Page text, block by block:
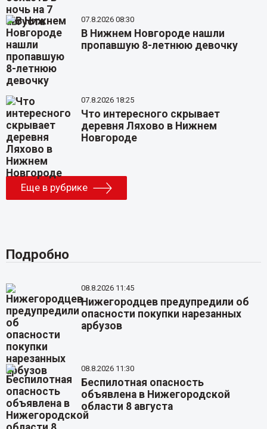
07.8.2026 08:30
В Нижнем Новгороде нашли
пропавшую 8-летнюю девочку
07.8.2026 18:25
Что интересного скрывает
деревня Ляхово в Нижнем
Новгороде
Еще в рубрике
Подробно
08.8.2026 11:45
Нижегородцев предупредили об
опасности покупки нарезанных
арбузов
08.8.2026 11:30
Беспилотная опасность
объявлена в Нижегородской
области 8 августа